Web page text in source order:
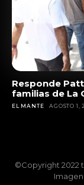
Responde
familias de La
EL MANTE AGOSTO 1,
©Copyright 2022